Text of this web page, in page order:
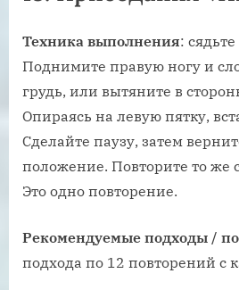
Техника выполнения:
Поднимите правую ногу и
грудь, или вытяните в
Опираясь на левую пятку,
Сделайте паузу, затем
положение. Повторите то же
Это одно повторение.
Рекомендуемые подходы /
подхода по 12 повторений с